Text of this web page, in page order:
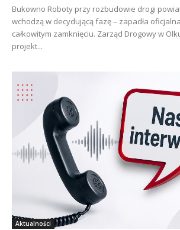
Bukowno Roboty przy rozbudowie drogi
wchodzą w decydującą fazę – zapadła
całkowitym zamknięciu. Zarząd Drogowy w
projekt...
Aktualności